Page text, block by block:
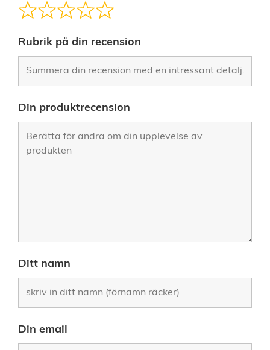
Rubrik på din recension
Din produktrecension
Ditt namn
Din email